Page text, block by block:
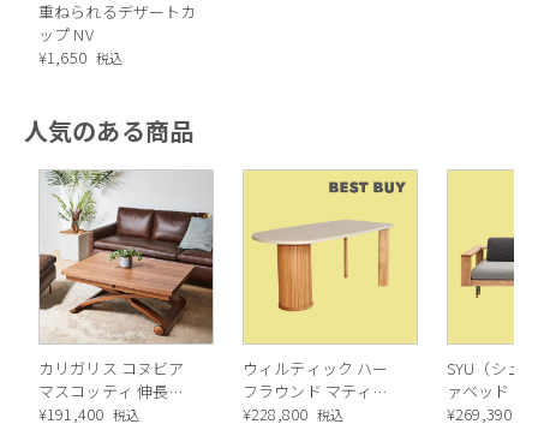
重ねられるデザートカ
ップ NV
¥1,650 税込
人気のある商品
カリガリス コヌビア
マスコッティ 伸長・
昇降式テーブル ／
¥191,400 税込
ウィルティック ハー
フラウンド マティエ
ラ塗装 ダイニングテ
¥228,800 税込
SYU（シュ
ァベッド（
ル）190cm
¥269,390